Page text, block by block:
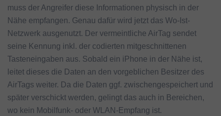
muss der Angreifer diese Informationen physisch in der
Nähe empfangen. Genau dafür wird jetzt das Wo-Ist-
Netzwerk ausgenutzt. Der vermeintliche AirTag sendet
seine Kennung inkl. der codierten mitgeschnittenen
Tasteneingaben aus. Sobald ein iPhone in der Nähe ist,
leitet dieses die Daten an den vorgeblichen Besitzer des
AirTags weiter. Da die Daten ggf. zwischengespeichert und
später verschickt werden, gelingt das auch in Bereichen,
wo kein Mobilfunk- oder WLAN-Empfang ist.